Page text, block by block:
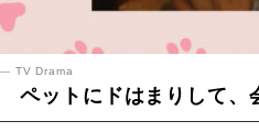
ペットにドはまりして、
TV Drama